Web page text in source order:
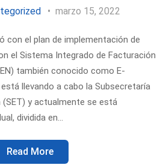
marzo 15, 2022
con el plan de implementación de
el Sistema Integrado de Facturación
también conocido como E-
llevando a cabo la Subsecretaría
y actualmente se está
dividida en…
Read More